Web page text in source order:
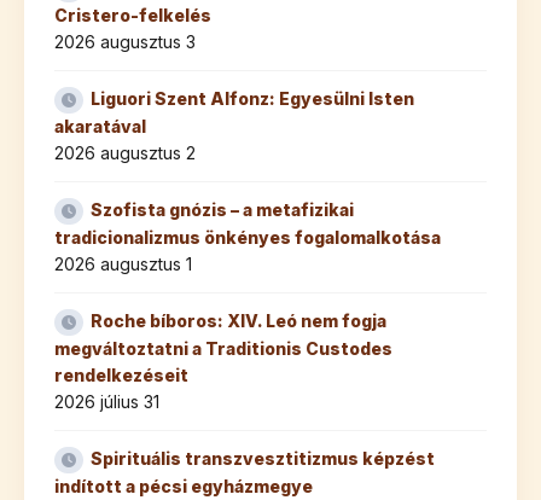
Cristero-felkelés
2026 augusztus 3
Liguori Szent Alfonz: Egyesülni Isten
akaratával
2026 augusztus 2
Szofista gnózis – a metafizikai
tradicionalizmus önkényes fogalomalkotása
2026 augusztus 1
Roche bíboros: XIV. Leó nem fogja
megváltoztatni a Traditionis Custodes
rendelkezéseit
2026 július 31
Spirituális transzvesztitizmus képzést
indított a pécsi egyházmegye